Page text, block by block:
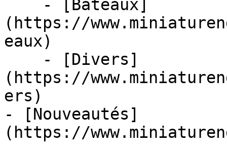
(https://
eaux)
(https://
ers)
- [Nouveautés]